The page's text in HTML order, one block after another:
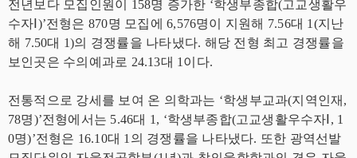
전년보다 모집인원이 158명 증가한 ‘학생부종합(고교생활우
수자Ⅰ)’전형은 870명 모집에 6,576명이 지원해 7.56대 1(지난
해 7.50대 1)의 경쟁률을 나타냈다. 해당 전형 최고 경쟁률을
보인곳은 수의예과로 24.13대 1이다.
전통적으로 강세를 보여 온 의학과는 ‘학생부교과(지역인재,
78명)’전형에서는 5.46대 1, ‘학생부종합(고교생활우수자Ⅰ, 1
0명)’전형은 16.10대 1의 경쟁률을 나타냈다. 또한 광역선발